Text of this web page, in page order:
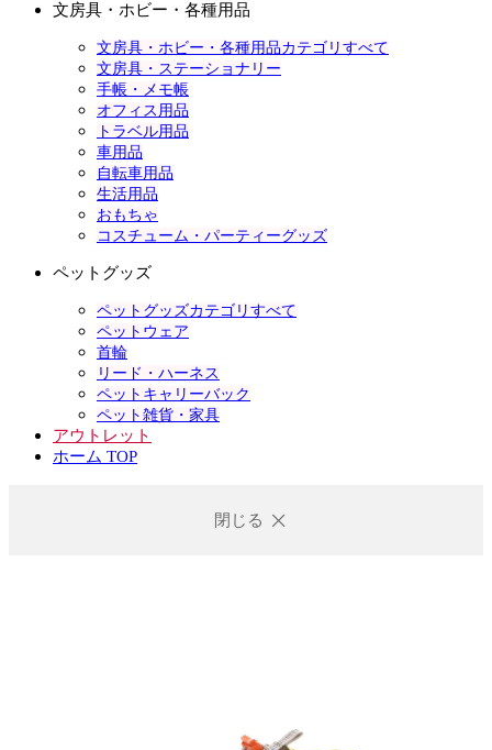
文房具・ホビー・各種用品
文房具・ホビー・各種用品カテゴリすべて
文房具・ステーショナリー
手帳・メモ帳
オフィス用品
トラベル用品
車用品
自転車用品
生活用品
おもちゃ
コスチューム・パーティーグッズ
ペットグッズ
ペットグッズカテゴリすべて
ペットウェア
首輪
リード・ハーネス
ペットキャリーバック
ペット雑貨・家具
アウトレット
ホーム TOP
閉じる